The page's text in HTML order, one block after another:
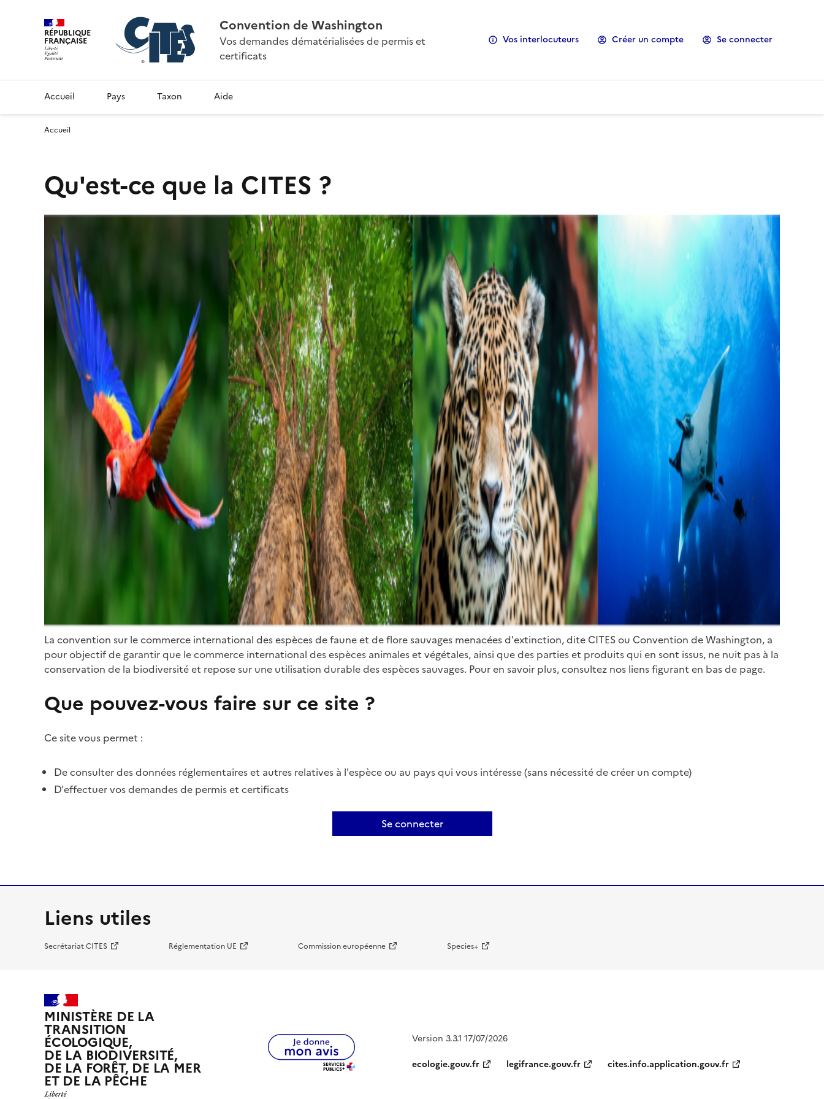
RÉPUBLIQUE
FRANÇAISE
Convention de Washington
Vos demandes dématérialisées de permis et
certificats
Vos interlocuteurs Créer un compte Se connecter
Accueil Pays Taxon Aide
Accueil
Qu'est-ce que la CITES ?
La convention sur le commerce international des espèces de faune et de flore sauvages menacées d'extinction, dite CITES ou Convention de Washington, a
pour objectif de garantir que le commerce international des espèces animales et végétales, ainsi que des parties et produits qui en sont issus, ne nuit pas à la
conservation de la biodiversité et repose sur une utilisation durable des espèces sauvages. Pour en savoir plus, consultez nos liens figurant en bas de page.
Que pouvez-vous faire sur ce site ?
Ce site vous permet :
De consulter des données réglementaires et autres relatives à l'espèce ou au pays qui vous intéresse (sans nécessité de créer un compte)
D'effectuer vos demandes de permis et certificats
Se connecter
Liens utiles
Secrétariat CITES Réglementation UE Commission européenne Species+
MINISTÈRE DE LA
TRANSITION
ÉCOLOGIQUE,
DE LA BIODIVERSITÉ,
DE LA FORÊT, DE LA MER
ET DE LA PÊCHE
Version 3.3.1 17/07/2026
ecologie.gouv.fr
legifrance.gouv.fr cites.info.application.gouv.fr